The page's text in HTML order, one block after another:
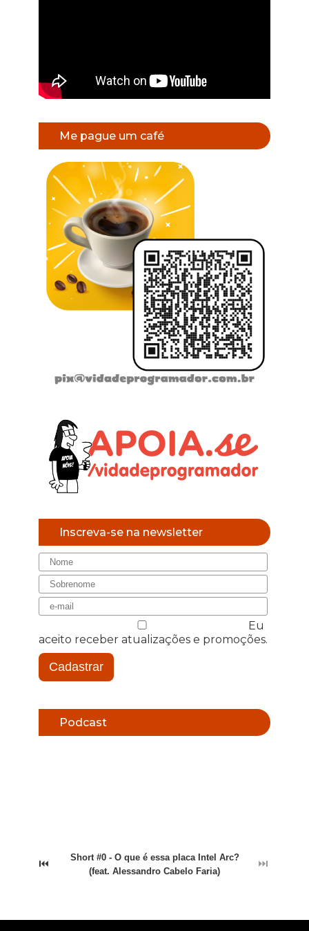
Me pague um café
Inscreva-se na newsletter
Eu
aceito receber atualizações e promoções.
Cadastrar
Podcast
⏮
Short #0 - O que é essa placa Intel Arc?
(feat. Alessandro Cabelo Faria)
⏭